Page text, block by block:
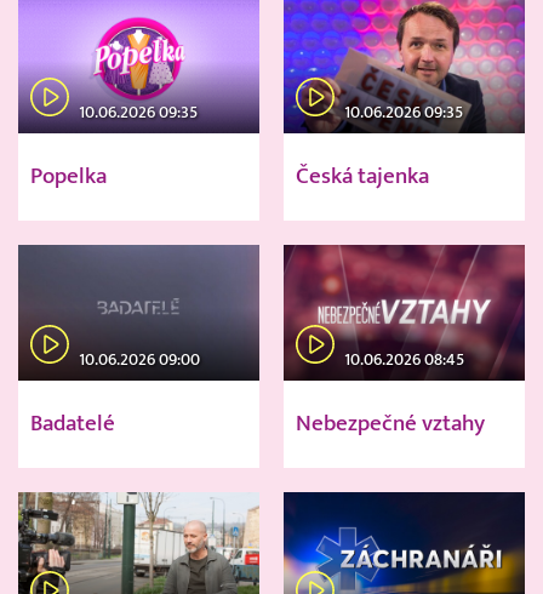
10.06.2026 09:35
Popelka
10.06.2026 09:35
Česká tajenka
10.06.2026 09:00
Badatelé
10.06.2026 08:45
Nebezpečné vztahy